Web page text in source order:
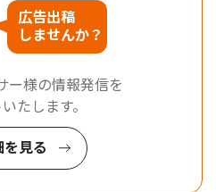
広告出稿
しませんか？
ー様の情報発信を
たします。
を見る